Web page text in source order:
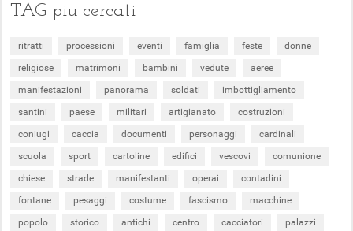
TAG piu cercati
ritratti processioni eventi famiglia feste
donne
religiose
matrimoni bambini vedute
aeree
manifestazioni
panorama soldati
imbottigliamento
santini
paese militari artigianato
costruzioni
coniugi
caccia documenti personaggi
cardinali
scuola
sport cartoline edifici vescovi
comunione
chiese
strade manifestanti operai
contadini
fontane
pesaggi costume fascismo
macchine
popolo
storico antichi centro cacciatori palazzi